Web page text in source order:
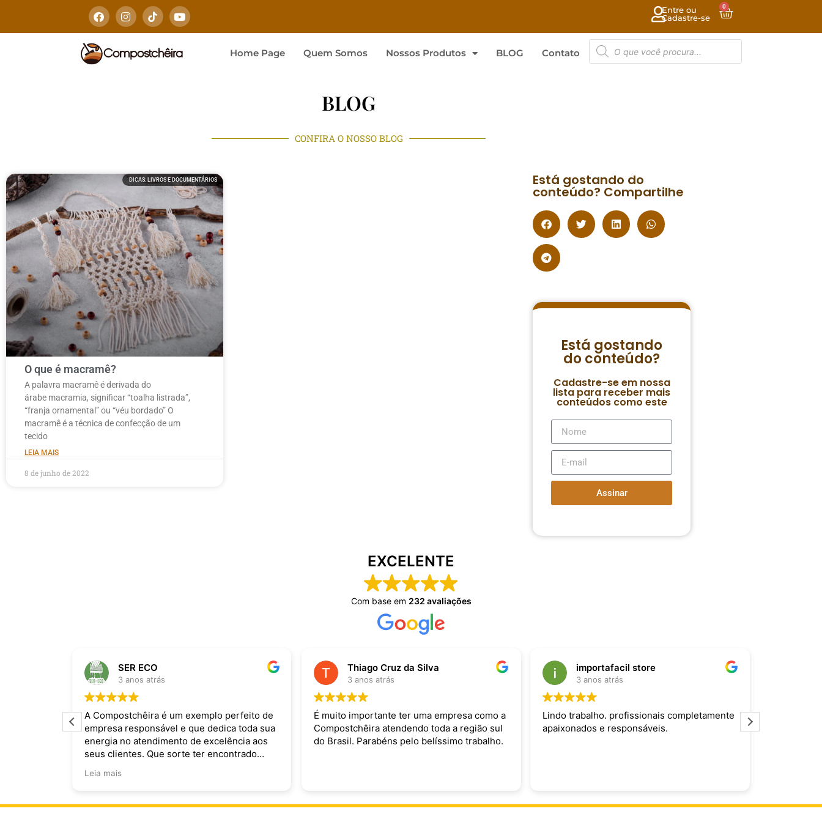
Entre ou
Cadastre-se
0
Home Page Quem Somos Nossos Produtos BLOG Contato
BLOG
CONFIRA O NOSSO BLOG
DICAS: LIVROS E DOCUMENTÁRIOS
O que é macramê?
A palavra macramê é derivada do
árabe macramia, significar “toalha listrada”,
“franja ornamental” ou “véu bordado” O
macramê é a técnica de confecção de um
tecido
LEIA MAIS
8 de junho de 2022
Está gostando do
conteúdo? Compartilhe
Está gostando
do conteúdo?
Cadastre-se em nossa
lista para receber mais
conteúdos como este
Assinar
EXCELENTE
Com base em 232 avaliações
SER ECO
3 anos atrás
A Compostchêira é um exemplo perfeito de
empresa responsável e que dedica toda sua
energia no atendimento de excelência aos
seus clientes. Que sorte ter encontrado
Leia mais
Thiago Cruz da Silva
3 anos atrás
É muito importante ter uma empresa como a
Compostchêira atendendo toda a região sul
do Brasil. Parabéns pelo belíssimo trabalho.
importafacil store
3 anos atrás
Lindo trabalho. profissionais completamente
apaixonados e responsáveis.